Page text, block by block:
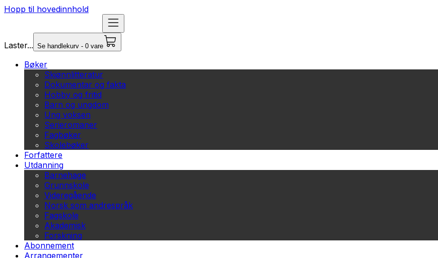
Hopp til hovedinnhold
Laster... Se handlekurv - 0 vare
Bøker
Skjønnlitteratur
Dokumentar og fakta
Hobby og fritid
Barn og ungdom
Ung voksen
Serieromaner
Fagbøker
Skolebøker
Forfattere
Utdanning
Barnehage
Grunnskole
Videregående
Norsk som andrespråk
Fagskole
Akademisk
Forskning
Abonnement
Arrangementer